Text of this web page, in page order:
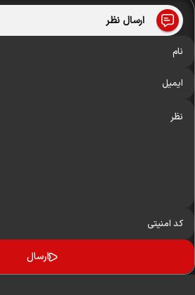
ارسال نظر